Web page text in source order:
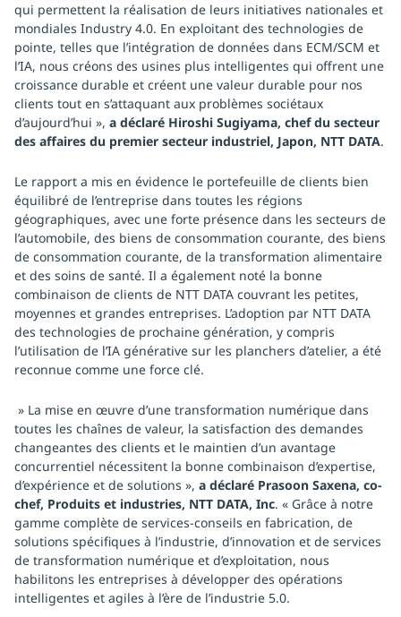
qui permettent la réalisation de leurs initiatives nationales et
mondiales Industry 4.0. En exploitant des technologies de
pointe, telles que l’intégration de données dans ECM/SCM et
l’IA, nous créons des usines plus intelligentes qui offrent une
croissance durable et créent une valeur durable pour nos
clients tout en s’attaquant aux problèmes sociétaux
d’aujourd’hui », a déclaré Hiroshi Sugiyama, chef du secteur
des affaires du premier secteur industriel, Japon, NTT DATA.
Le rapport a mis en évidence le portefeuille de clients bien
équilibré de l’entreprise dans toutes les régions
géographiques, avec une forte présence dans les secteurs de
l’automobile, des biens de consommation courante, des biens
de consommation courante, de la transformation alimentaire
et des soins de santé. Il a également noté la bonne
combinaison de clients de NTT DATA couvrant les petites,
moyennes et grandes entreprises. L’adoption par NTT DATA
des technologies de prochaine génération, y compris
l’utilisation de l’IA générative sur les planchers d’atelier, a été
reconnue comme une force clé.
» La mise en œuvre d’une transformation numérique dans
toutes les chaînes de valeur, la satisfaction des demandes
changeantes des clients et le maintien d’un avantage
concurrentiel nécessitent la bonne combinaison d’expertise,
d’expérience et de solutions », a déclaré Prasoon Saxena, co-
chef, Produits et industries, NTT DATA, Inc. « Grâce à notre
gamme complète de services-conseils en fabrication, de
solutions spécifiques à l’industrie, d’innovation et de services
de transformation numérique et d’exploitation, nous
habilitons les entreprises à développer des opérations
intelligentes et agiles à l’ère de l’industrie 5.0.